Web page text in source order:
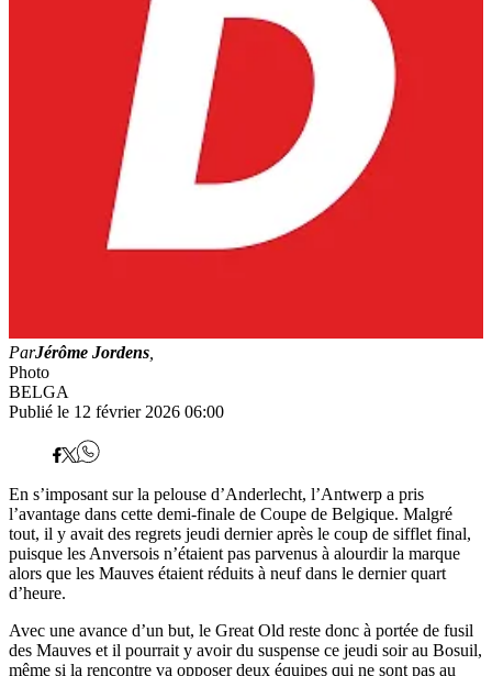
ParJérôme Jordens
Photo
BELGA
Publié le 12 février 2026 06:00
En s’imposant sur la pelouse d’Anderlecht, l’Antwerp a pris
l’avantage dans cette demi-finale de Coupe de Belgique. Malgré
tout, il y avait des regrets jeudi dernier après le coup de sifflet final,
puisque les Anversois n’étaient pas parvenus à alourdir la marque
alors que les Mauves étaient réduits à neuf dans le dernier quart
d’heure.
Avec une avance d’un but, le Great Old reste donc à portée de fusil
des Mauves et il pourrait y avoir du suspense ce jeudi soir au Bosuil,
même si la rencontre va opposer deux équipes qui ne sont pas au